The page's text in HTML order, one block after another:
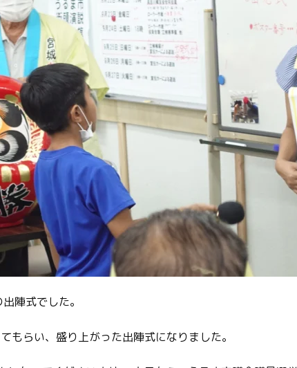
陣式でした。
もらい、盛り上がった出陣式になりました。